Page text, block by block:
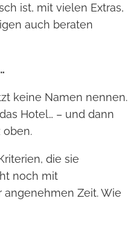
ist, mit vielen Extras,
auch beraten
keine Namen nennen.
Hotel… – und dann
oben.
die sie
noch mit
angenehmen Zeit. Wie